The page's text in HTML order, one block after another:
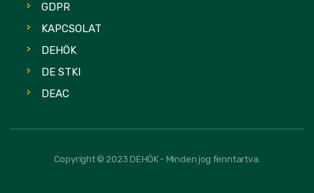
GDPR
KAPCSOLAT
DEHÖK
DE STKI
DEAC
Copyright © 2023 DEHÖK - Minden jog fenntartva.